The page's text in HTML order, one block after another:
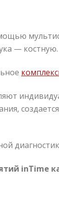
— костную.
inTime